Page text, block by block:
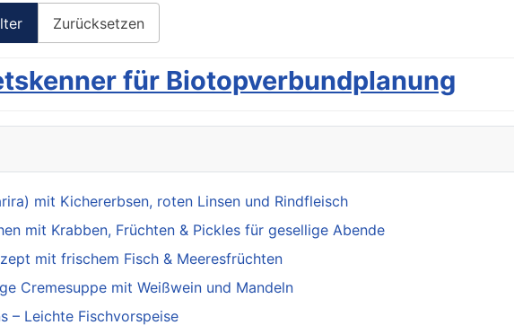
Zurücksetzen
für Biotopverbundplanung
mit Kichererbsen, roten Linsen und Rindfleisch
mit Krabben, Früchten & Pickles für gesellige Abende
mit frischem Fisch & Meeresfrüchten
Cremesuppe mit Weißwein und Mandeln
– Leichte Fischvorspeise